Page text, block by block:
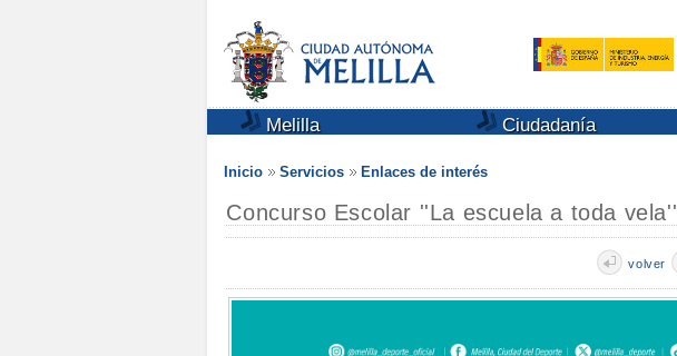
Melilla Ciudadanía
Inicio Servicios Enlaces de interés
Concurso Escolar ''La escuela a toda vela''
volver